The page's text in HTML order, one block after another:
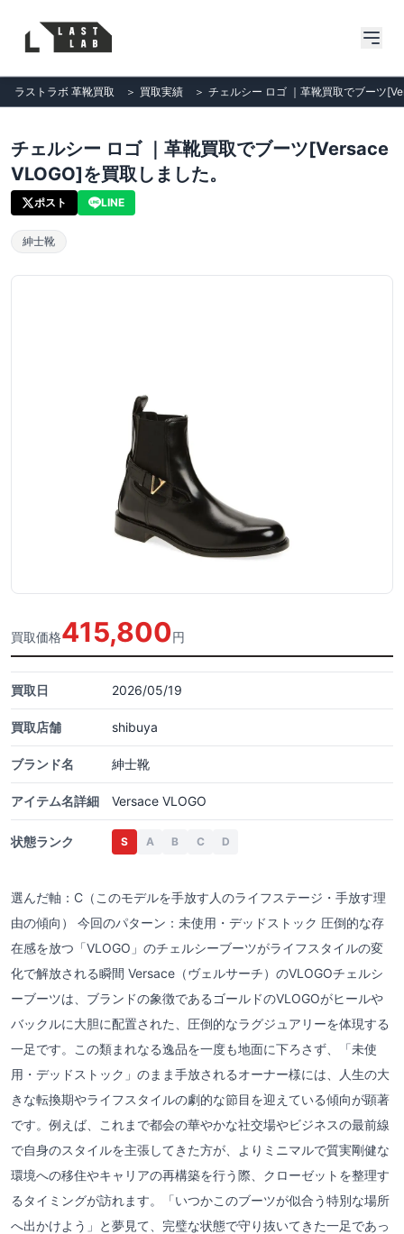
ラストラボ 革靴買取 ＞ 買取実績 ＞ チェルシー ロゴ ｜革靴買取でブーツ
チェルシー ロゴ ｜革靴買取でブーツ[Versace
VLOGO]を買取しました。
ポスト LINE
紳士靴
買取価格415,800円
買取日 2026/05/19
買取店舗 shibuya
ブランド名 紳士靴
アイテム名詳細 Versace VLOGO
状態ランク S A B C D
選んだ軸：C（このモデルを手放す人のライフステージ・手放す理
由の傾向） 今回のパターン：未使用・デッドストック 圧倒的な存
在感を放つ「VLOGO」のチェルシーブーツがライフスタイルの変
化で解放される瞬間 Versace（ヴェルサーチ）のVLOGOチェルシ
ーブーツは、ブランドの象徴であるゴールドのVLOGOがヒールや
バックルに大胆に配置された、圧倒的なラグジュアリーを体現する
一足です。この類まれなる逸品を一度も地面に下ろさず、「未使
用・デッドストック」のまま手放されるオーナー様には、人生の大
きな転換期やライフスタイルの劇的な節目を迎えている傾向が顕著
です。例えば、これまで都会の華やかな社交場やビジネスの最前線
で自身のスタイルを主張してきた方が、よりミニマルで質実剛健な
環境への移住やキャリアの再構築を行う際、クローゼットを整理す
るタイミングが訪れます。「いつかこのブーツが似合う特別な場所
へ出かけよう」と夢見て、完璧な状態で守り抜いてきた一足であっ